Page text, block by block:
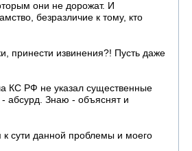
они не дорожат. И
безразличие к тому, кто
принести извинения?! Пусть даже
КС РФ не указал существенные
абсурд. Знаю - объяснят и
к сути данной проблемы и моего